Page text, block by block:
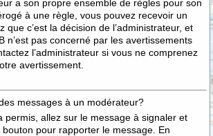
a son propre ensemble de règles pour son
à une règle, vous pouvez recevoir un
que c’est la décision de l’administrateur, et
n’est pas concerné par les avertissements
l’administrateur si vous ne comprenez
avertissement.
messages à un modérateur?
permis, allez sur le message à signaler et
pour rapporter le message. En